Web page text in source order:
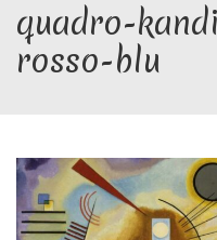
quadro-
rosso-blu